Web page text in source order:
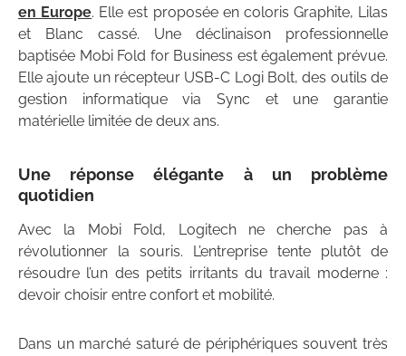
en Europe. Elle est proposée en coloris Graphite, Lilas
et Blanc cassé. Une déclinaison professionnelle
baptisée Mobi Fold for Business est également prévue.
Elle ajoute un récepteur USB-C Logi Bolt, des outils de
gestion informatique via Sync et une garantie
matérielle limitée de deux ans.
Une réponse élégante à un problème
quotidien
Avec la Mobi Fold, Logitech ne cherche pas à
révolutionner la souris. L’entreprise tente plutôt de
résoudre l’un des petits irritants du travail moderne :
devoir choisir entre confort et mobilité.
Dans un marché saturé de périphériques souvent très